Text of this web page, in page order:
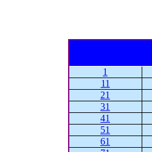
1
11
21
31
41
51
61